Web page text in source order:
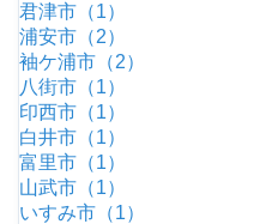
君津市（1）
浦安市（2）
袖ケ浦市（2）
八街市（1）
印西市（1）
白井市（1）
富里市（1）
山武市（1）
いすみ市（1）